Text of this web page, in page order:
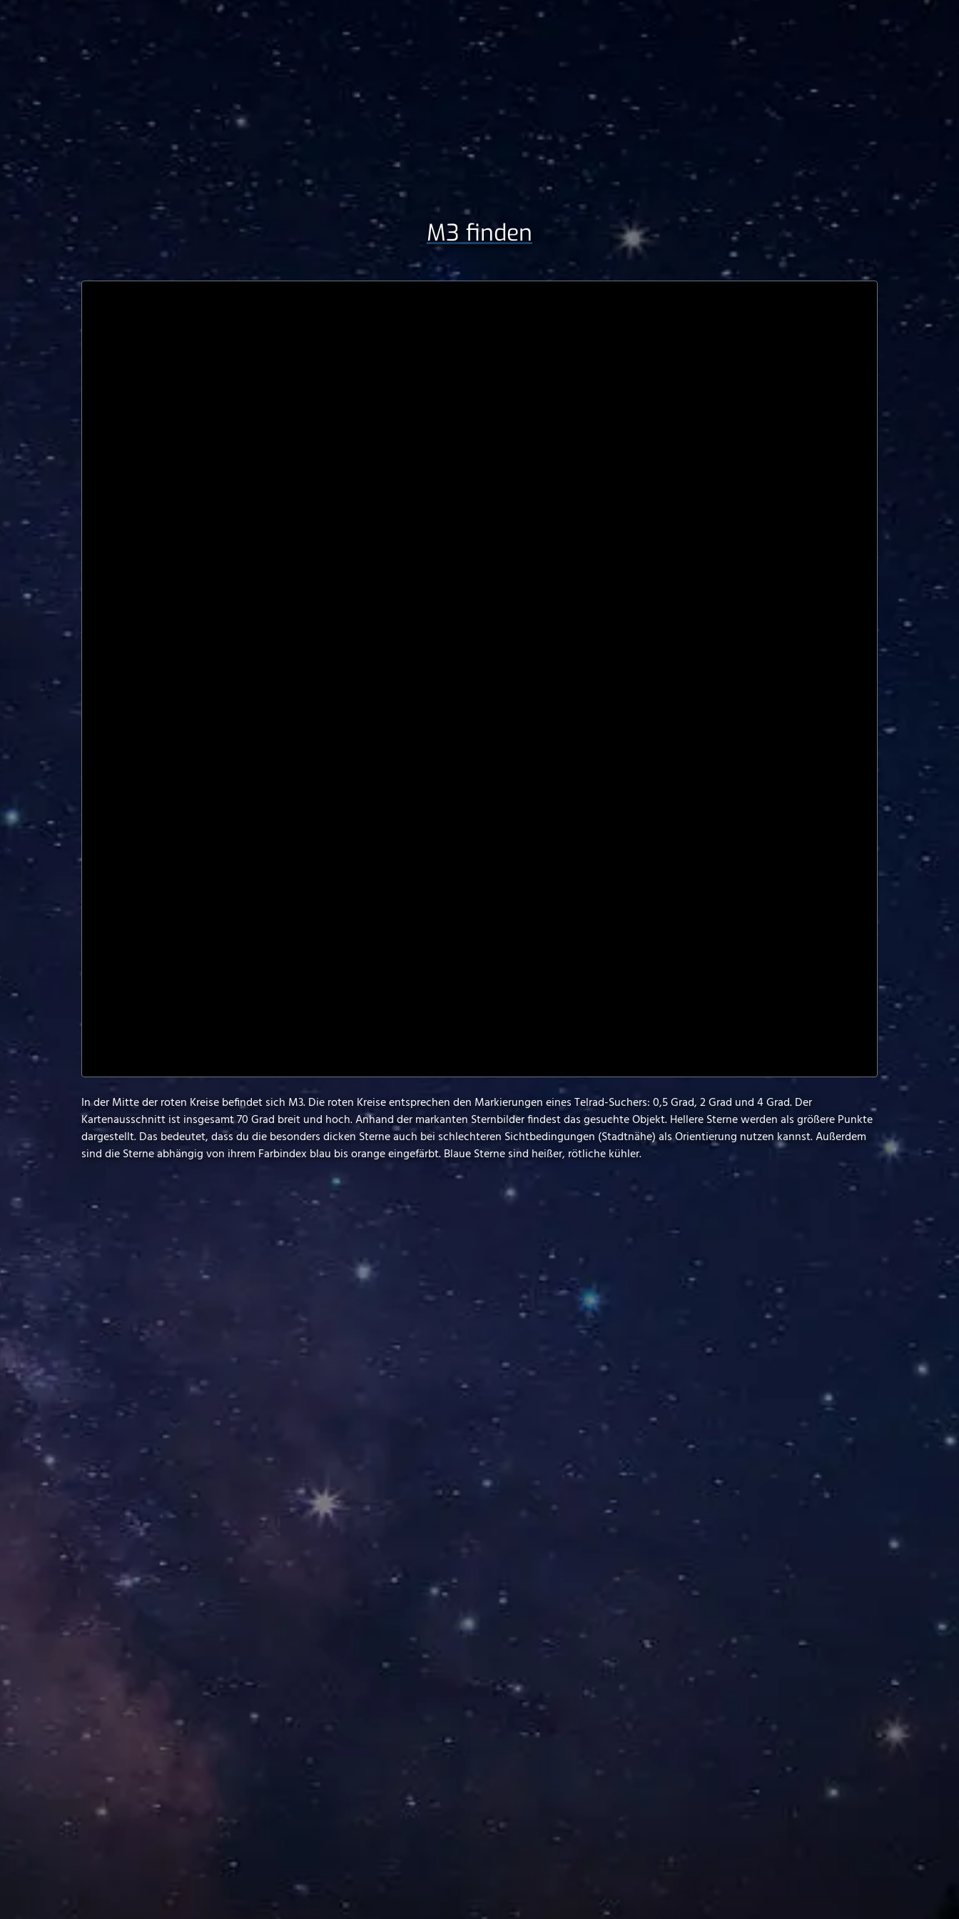
M3 finden
In der Mitte der roten Kreise befindet sich M3. Die roten Kreise entsprechen den Markierungen eines Telrad-Suchers: 0,5 Grad, 2 Grad und 4 Grad. Der
Kartenausschnitt ist insgesamt 70 Grad breit und hoch. Anhand der markanten Sternbilder findest das gesuchte Objekt. Hellere Sterne werden als größere Punkte
dargestellt. Das bedeutet, dass du die besonders dicken Sterne auch bei schlechteren Sichtbedingungen (Stadtnähe) als Orientierung nutzen kannst. Außerdem
sind die Sterne abhängig von ihrem Farbindex blau bis orange eingefärbt. Blaue Sterne sind heißer, rötliche kühler.